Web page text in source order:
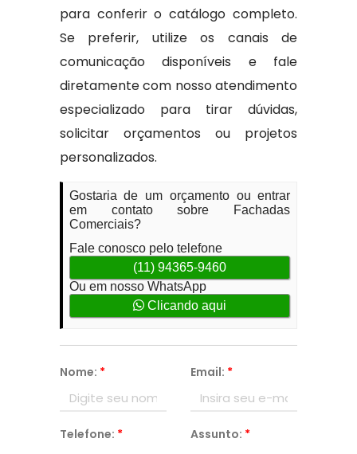
para conferir o catálogo completo.
Se preferir, utilize os canais de
comunicação disponíveis e fale
diretamente com nosso atendimento
especializado para tirar dúvidas,
solicitar orçamentos ou projetos
personalizados.
Gostaria de um orçamento ou entrar
em contato sobre Fachadas
Comerciais?
Fale conosco pelo telefone
(11) 94365-9460
Ou em nosso WhatsApp
Clicando aqui
Nome: * Email: *
Telefone: * Assunto: *